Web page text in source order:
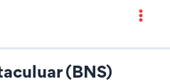
(BNS)